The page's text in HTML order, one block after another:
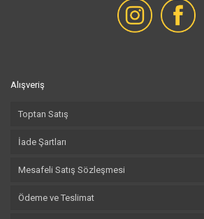
Alışveriş
Toptan Satış
İade Şartları
Mesafeli Satış Sözleşmesi
Ödeme ve Teslimat